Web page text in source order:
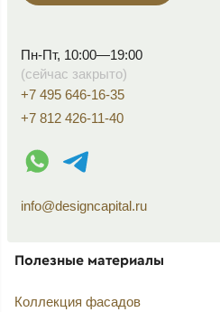
Пн-Пт, 10:00—19:00
(сейчас закрыто)
+7 495 646-16-35
+7 812 426-11-40
WhatsApp контакт
Telegram контакт
info@designcapital.ru
Полезные материалы
Коллекция фасадов